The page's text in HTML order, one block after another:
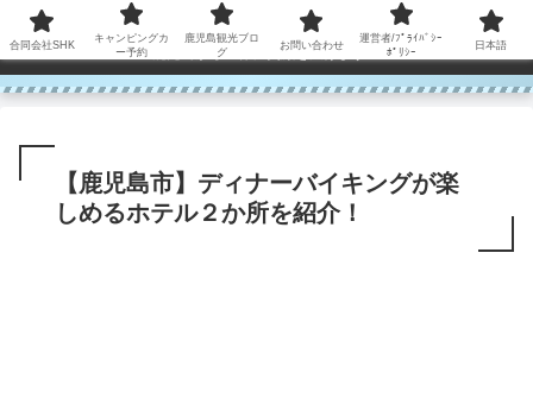
コンテンツへスキップ
鹿児島から世界に笑顔を広げます！
【鹿児島市】ディナーバイキングが楽
しめるホテル２か所を紹介！
合同会社SHK
キャンピングカ
ー予約
鹿児島観光ブロ
グ
お問い合わせ
運営者/ﾌﾟﾗｲﾊﾞｼｰ
ﾎﾟﾘｼｰ
日本語